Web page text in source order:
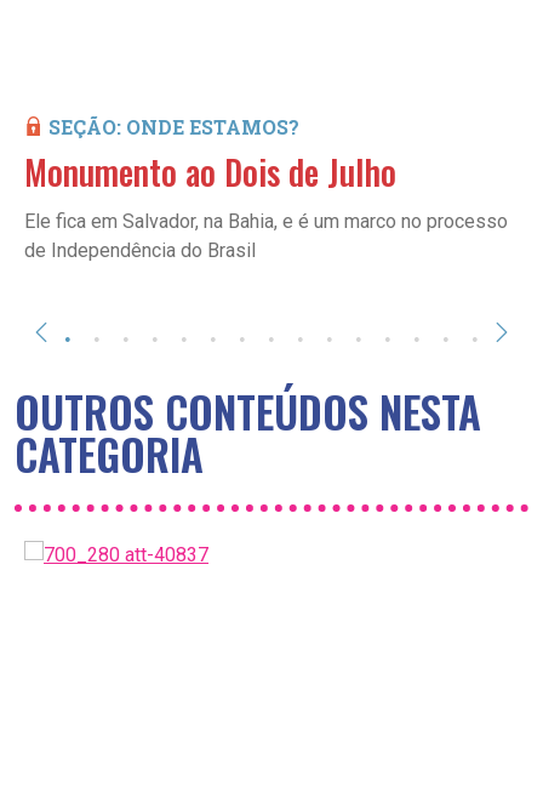
SEÇÃO: ONDE ESTAMOS?
Monumento ao Dois de Julho
Ele fica em Salvador, na Bahia, e é um marco no processo
de Independência do Brasil
OUTROS CONTEÚDOS NESTA
CATEGORIA